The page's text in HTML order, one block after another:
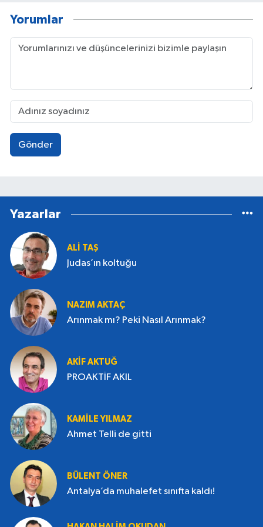
emekli oldu. Mesleki yaşamının yanı sıra sanat
sürdüren Nazım AKTAÇ, profesyonel düzeyde
sade anlatım diliyle dikkat çeken AKTAÇ,
üretimlerini farklı platformlarda
Yorumlar
Gönder
Yazarlar
ALI TAŞ
Judas’ın koltuğu
NAZIM AKTAÇ
Arınmak mı? Peki Nasıl Arınmak?
AKIF AKTUĞ
PROAKTİF AKIL
KAMILE YILMAZ
Ahmet Telli de gitti
BÜLENT ÖNER
Antalya’da muhalefet sınıfta kaldı!